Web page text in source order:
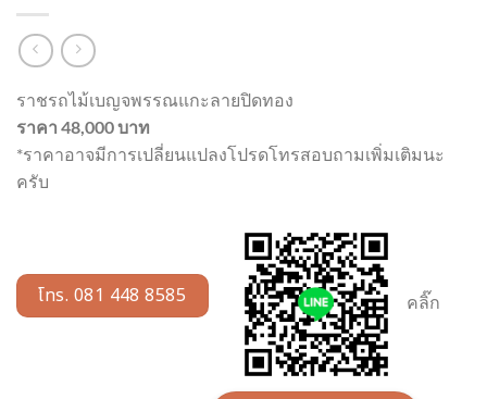
ราชรถไม้เบญจพรรณแกะลายปิดทอง
ราคา 48,000 บาท
*ราคาอาจมีการเปลี่ยนแปลงโปรดโทรสอบถามเพิ่มเติมนะ
ครับ
โทร. 081 448 8585 คลิ๊ก